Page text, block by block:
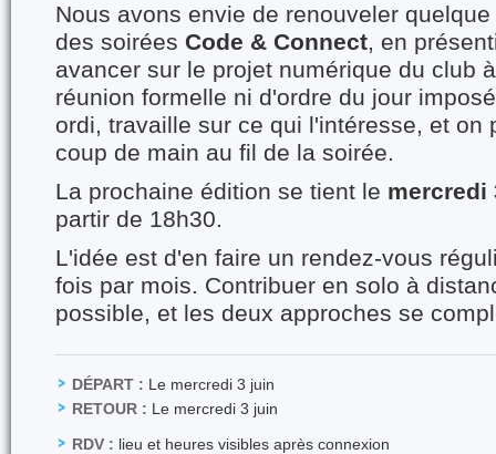
Nous avons envie de renouveler
des soirées Code & Connect, en
avancer sur le projet numérique du club
réunion formelle ni d'ordre du jour
ordi, travaille sur ce qui l'intéresse, et on
coup de main au fil de la soirée.
La prochaine édition se tient le mercredi
partir de 18h30.
L'idée est d'en faire un rendez-vous
fois par mois. Contribuer en solo à
possible, et les deux approches se
DÉPART : Le mercredi 3 juin
RETOUR : Le mercredi 3 juin
RDV : lieu et heures visibles après connexion